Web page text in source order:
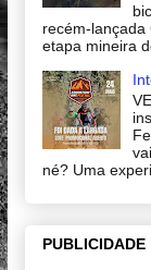
recém-lançada
etapa mineira
né? Uma
PUBLICIDADE